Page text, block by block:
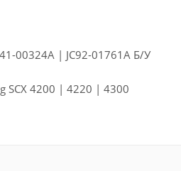
00324A | JC92-01761A Б/У
4200 | 4220 | 4300